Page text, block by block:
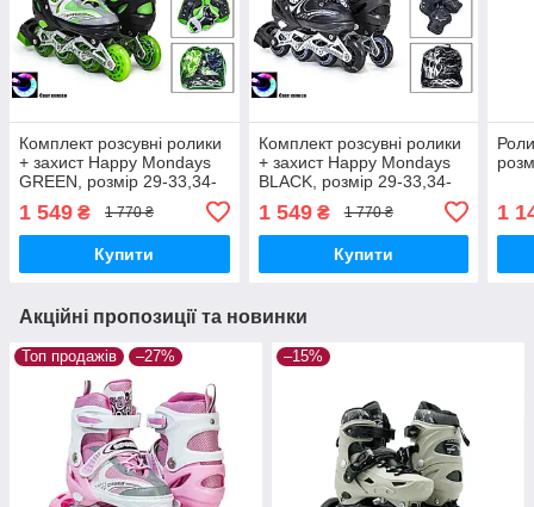
Комплект розсувні ролики
+ захист Happy Mondays
GREEN, розмір 29-33,34-
1 549 ₴ 1 770 ₴
Купити
Комплект розсувні ролики
+ захист Happy Mondays
BLACK, розмір 29-33,34-
1 549₴ 1 770 ₴
Купити
1
Акційні пропозиції та новинки
Топ продажів –27% –15%